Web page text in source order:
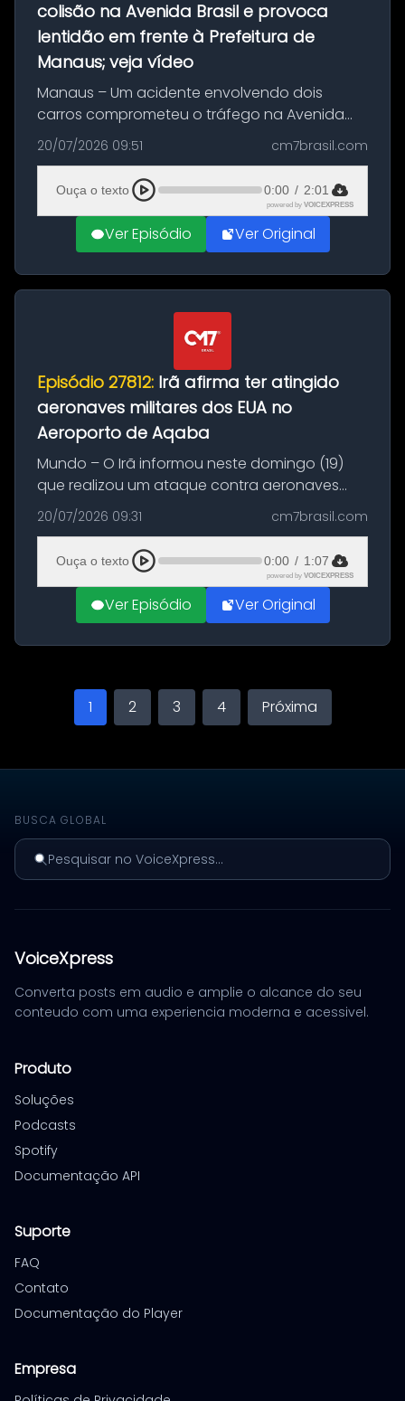
colisão na Avenida Brasil e provoca
lentidão em frente à Prefeitura de
Manaus; veja vídeo
Manaus – Um acidente envolvendo dois
carros comprometeu o tráfego na Avenida
Brasil durante a manhã desta segunda-feira
(20), em frente ao complexo da Prefeitura de
Manaus, na Zona Oeste. A batida ter...
20/07/2026 09:51 cm7brasil.com
Ouça o texto 0:00 / 2:01
powered by VOICEXPRESS
Ver Episódio Ver Original
Episódio 27812: Irã afirma ter atingido
aeronaves militares dos EUA no
Aeroporto de Aqaba
Mundo – O Irã informou neste domingo (19)
que realizou um ataque contra aeronaves
militares dos Estados Unidos estacionadas no
Aeroporto de Aqaba, na Jordânia, durante a
21ª fase da Operação Nasr 2. A...
20/07/2026 09:31 cm7brasil.com
Ouça o texto 0:00 / 1:07
powered by VOICEXPRESS
Ver Episódio Ver Original
1 2 3 4 Próxima
BUSCA GLOBAL
Pesquisar no VoiceXpress...
VoiceXpress
Converta posts em audio e amplie o alcance do seu
conteudo com uma experiencia moderna e acessivel.
Produto
Soluções
Podcasts
Spotify
Documentação API
Suporte
FAQ
Contato
Documentação do Player
Empresa